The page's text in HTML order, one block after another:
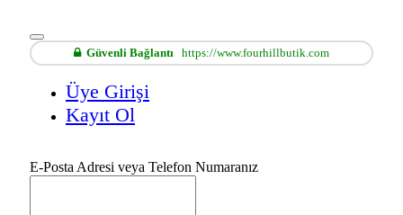
Güvenli Bağlantı https://www.fourhillbutik.com
Üye Girişi
Kayıt Ol
E-Posta Adresi veya Telefon Numaranız